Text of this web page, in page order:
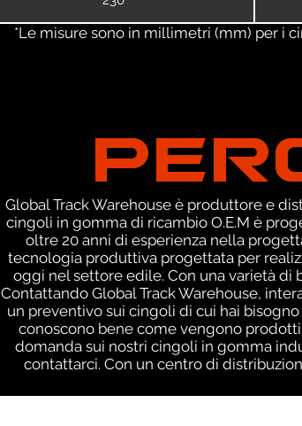
*Le misure sono in millimetri (mm) per i
Global Track Warehouse è produttore e
cingoli in gomma di ricambio O.E.M è
oltre 20 anni di esperienza nella
tecnologia produttiva progettata per
oggi nel settore edile. Con una varietà di
Contattando Global Track Warehouse,
un preventivo sui cingoli di cui hai
conoscono bene come vengono
domanda sui nostri cingoli in gomma
contattarci. Con un centro di